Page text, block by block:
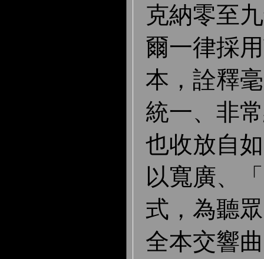
克納零至
爾一律採
本，詮釋
統一、非
也收放自
以寬廣、
式，為聽
全本交響